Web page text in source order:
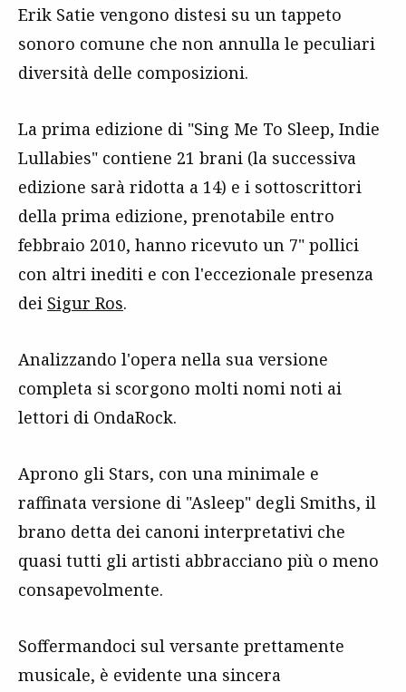
Erik Satie vengono distesi su un tappeto
sonoro comune che non annulla le peculiari
diversità delle composizioni.
La prima edizione di "Sing Me To Sleep, Indie
Lullabies" contiene 21 brani (la successiva
edizione sarà ridotta a 14) e i sottoscrittori
della prima edizione, prenotabile entro
febbraio 2010, hanno ricevuto un 7" pollici
con altri inediti e con l'eccezionale presenza
dei Sigur Ros.
Analizzando l'opera nella sua versione
completa si scorgono molti nomi noti ai
lettori di OndaRock.
Aprono gli Stars, con una minimale e
raffinata versione di "Asleep" degli Smiths, il
brano detta dei canoni interpretativi che
quasi tutti gli artisti abbracciano più o meno
consapevolmente.
Soffermandoci sul versante prettamente
musicale, è evidente una sincera